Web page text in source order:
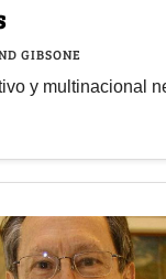
GIBSONE
y multinacional